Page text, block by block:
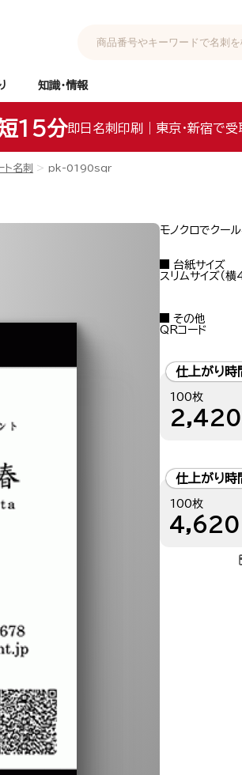
知識・情報
15分即日名刺印刷｜東京・新宿で受
ト名刺 pk-0190sqr
モノクロでクー
台紙サイズ
スリムサイズ（
その他
QRコード
仕上がり
100枚
2,420
仕上がり
100枚
4,620